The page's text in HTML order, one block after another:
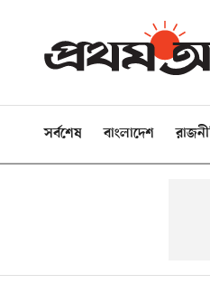
সর্বশেষ বাংলাদেশ